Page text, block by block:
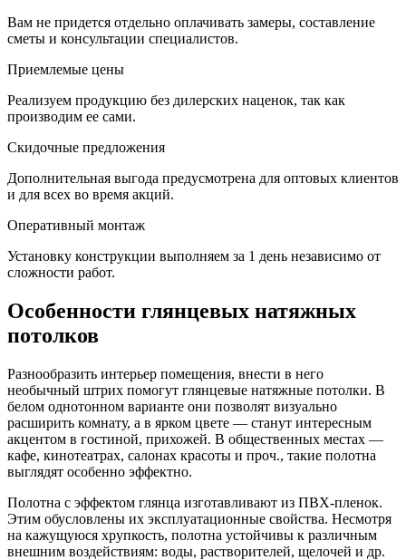
Вам не придется отдельно оплачивать замеры, составление
сметы и консультации специалистов.
Приемлемые цены
Реализуем продукцию без дилерских наценок, так как
производим ее сами.
Скидочные предложения
Дополнительная выгода предусмотрена для оптовых клиентов
и для всех во время акций.
Оперативный монтаж
Установку конструкции выполняем за 1 день независимо от
сложности работ.
Особенности глянцевых натяжных
потолков
Разнообразить интерьер помещения, внести в него
необычный штрих помогут глянцевые натяжные потолки. В
белом однотонном варианте они позволят визуально
расширить комнату, а в ярком цвете — станут интересным
акцентом в гостиной, прихожей. В общественных местах —
кафе, кинотеатрах, салонах красоты и проч., такие полотна
выглядят особенно эффектно.
Полотна с эффектом глянца изготавливают из ПВХ-пленок.
Этим обусловлены их эксплуатационные свойства. Несмотря
на кажущуюся хрупкость, полотна устойчивы к различным
внешним воздействиям: воды, растворителей, щелочей и др.